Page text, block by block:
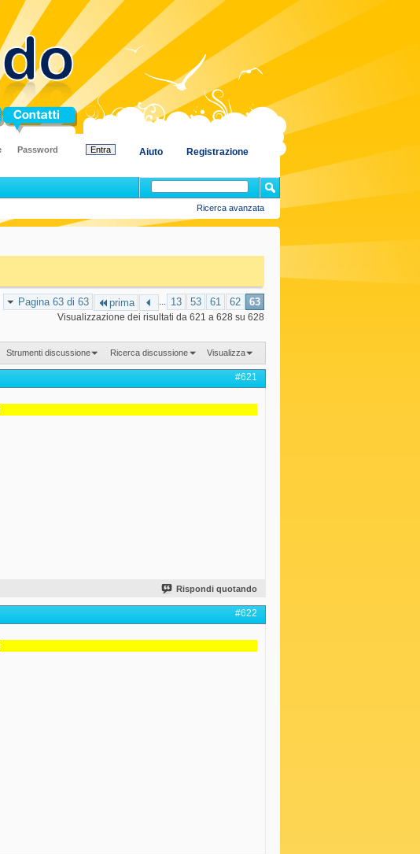
Contatti
Registrazione
Aiuto
Ricerca avanzata
Pagina 63 di 63 prima ... 13 53 61 62 63
Visualizzazione dei risultati da 621 a 628 su 628
Strumenti discussione Ricerca discussione Visualizza
#621
Rispondi quotando
#622